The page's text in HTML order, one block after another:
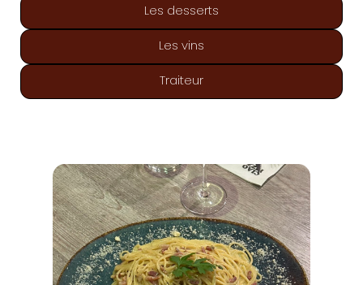
Les desserts
Les vins
Traiteur